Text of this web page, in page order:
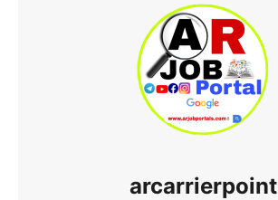
arcarrierpoint